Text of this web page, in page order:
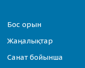
Бос орын
Жаңалықтар
Санат бойынша